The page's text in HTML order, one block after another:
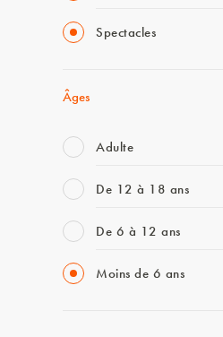
Spectacles
Âges
Adulte
De 12 à 18 ans
De 6 à 12 ans
Moins de 6 ans